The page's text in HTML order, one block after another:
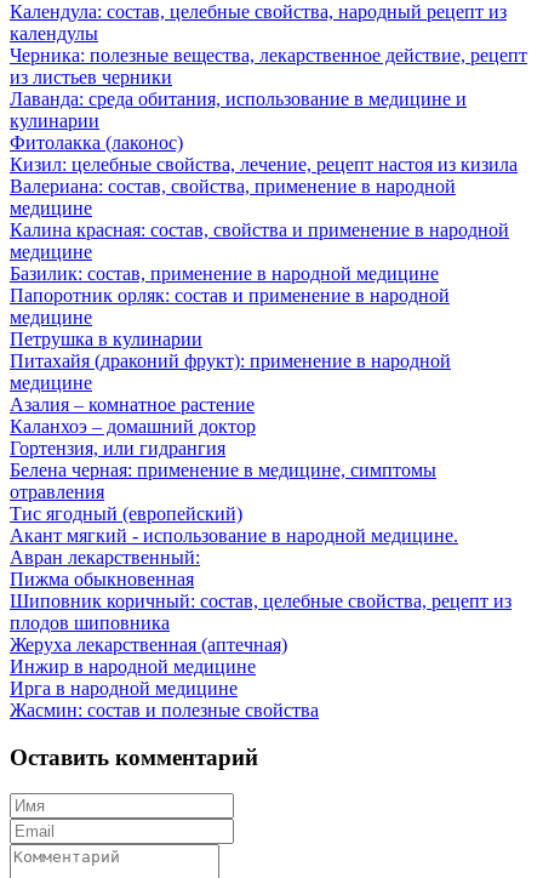
Календула: состав, целебные свойства, народный рецепт из
календулы
Черника: полезные вещества, лекарственное действие, рецепт
из листьев черники
Лаванда: среда обитания, использование в медицине и
кулинарии
Фитолакка (лаконос)
Кизил: целебные свойства, лечение, рецепт настоя из кизила
Валериана: состав, свойства, применение в народной
медицине
Калина красная: состав, свойства и применение в народной
медицине
Базилик: состав, применение в народной медицине
Папоротник орляк: состав и применение в народной
медицине
Петрушка в кулинарии
Питахайя (драконий фрукт): применение в народной
медицине
Азалия – комнатное растение
Каланхоэ – домашний доктор
Гортензия, или гидрангия
Белена черная: применение в медицине, симптомы
отравления
Тис ягодный (европейский)
Акант мягкий - использование в народной медицине.
Авран лекарственный:
Пижма обыкновенная
Шиповник коричный: состав, целебные свойства, рецепт из
плодов шиповника
Жеруха лекарственная (аптечная)
Инжир в народной медицине
Ирга в народной медицине
Жасмин: состав и полезные свойства
Оставить комментарий